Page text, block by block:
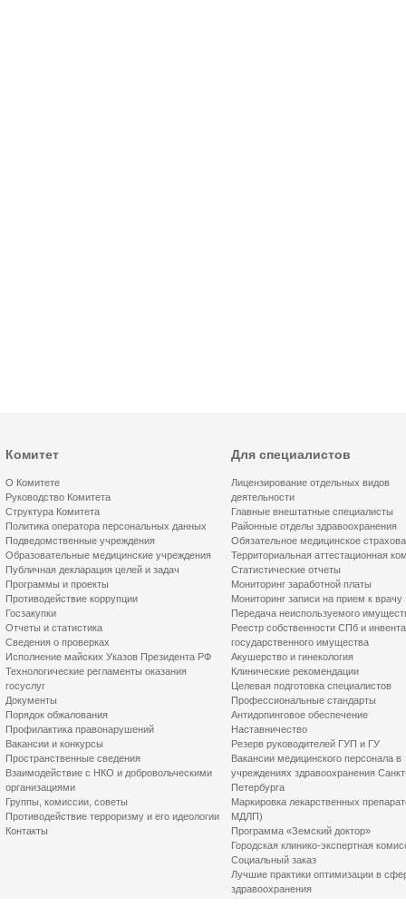
Комитет
О Комитете
Руководство Комитета
Структура Комитета
Политика оператора персональных данных
Подведомственные учреждения
Образовательные медицинские учреждения
Публичная декларация целей и задач
Программы и проекты
Противодействие коррупции
Госзакупки
Отчеты и статистика
Сведения о проверках
Исполнение майских Указов Президента РФ
Технологические регламенты оказания
госуслуг
Документы
Порядок обжалования
Профилактика правонарушений
Вакансии и конкурсы
Пространственные сведения
Взаимодействие с НКО и добровольческими
организациями
Группы, комиссии, советы
Противодействие терроризму и его идеологии
Контакты
Для специалистов
Лицензирование отдельных видов
деятельности
Главные внештатные специалисты
Районные отделы здравоохранения
Обязательное медицинское
Территориальная аттестационная
Статистические отчеты
Мониторинг заработной платы
Мониторинг записи на прием к врачу
Передача неиспользуемого
Реестр собственности СПб и
государственного имущества
Акушерство и гинекология
Клинические рекомендации
Целевая подготовка специалистов
Профессиональные стандарты
Антидопинговое обеспечение
Наставничество
Резерв руководителей ГУП и ГУ
Вакансии медицинского персонала в
учреждениях здравоохранения
Петербурга
Маркировка лекарственных
МДЛП)
Программа «Земский доктор»
Городская клинико-экспертная
Социальный заказ
Лучшие практики оптимизации в
здравоохранения